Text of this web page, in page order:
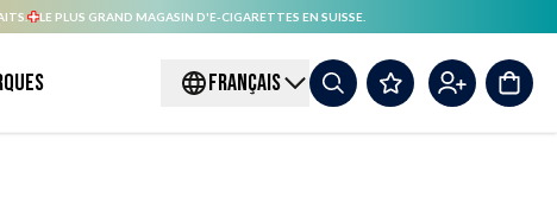
LE PLUS GRAND MAGASIN D'E-CIGARETTES EN SUISSE.
FRANÇAIS